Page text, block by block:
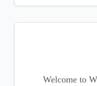
Welcome to